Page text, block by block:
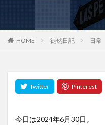
HOME 徒然日記 日常
今日は2024年6月30日。